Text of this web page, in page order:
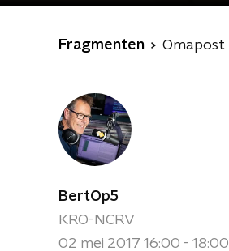
Fragmenten Omapost
BertOp5
KRO-NCRV
02 mei 2017 16:00 - 18:00